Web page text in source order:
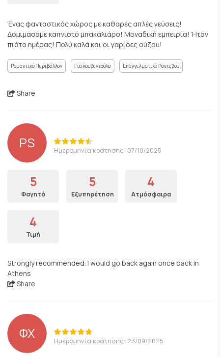
Ένας φανταστικός χώρος με καθαρές απλές γεύσεις!
Δομιμασαμε καπνιστό μπακαλιάρο! Μοναδική εμπειρία! Ήταν
πιάτο ημέρας! Πολύ καλά και οι γαρίδες ούζου!
Ρομαντικό Περιβάλλον Για κουβεντούλα Επαγγελματικό Ραντεβού
Share
PS Ημερομηνία κράτησης: 07/10/2025
5
Φαγητό
5
Εξυπηρέτηση
4
Ατμόσφαιρα
4
Τιμή
Strongly recommended. I would go back again once back in
Athens
Share
ΦΧ Ημερομηνία κράτησης: 23/09/2025